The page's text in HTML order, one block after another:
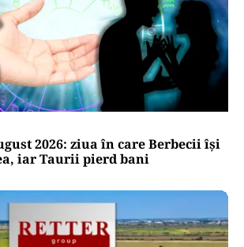
2026: ziua în care Berbecii își
iar Taurii pierd bani